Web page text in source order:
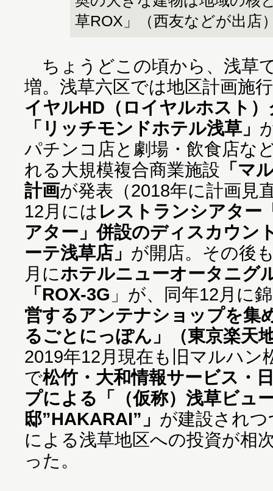
草ROX」（西友などが出店
ちょうどこの頃から、浅草
増。浅草六区では地区計画施
イヤルHD（ロイヤルホスト
「リッチモンドホテル浅草」
パチンコ店と劇場・飲食店な
れる大規模複合商業施設 「マ
計画が発表（2018年に計画見
12月には レストランシアター
アター」併設のディスカウン
ーテ浅草店」 が開店。その後
月にホテルニューオータニグ
「ROX-3G 」が、同年12月に
営するアンテナショップを集
るごとにっぽん」（東京楽天
2019年12月現在も旧マルハン
で松竹・大和情報サービス・
プによる「（仮称）浅草ビュ
邸”HAKARAI”」 が建設され
による浅草地区への投資が相
った。